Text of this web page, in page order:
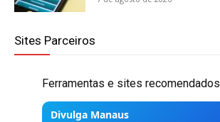
Sites Parceiros
Ferramentas e sites recomendados
Divulga Manaus